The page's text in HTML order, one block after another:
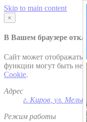
Skip to main content
×
В Вашем браузере
Сайт может
функции могут быть
Cookie.
Адрес
г. Киров ул.
Режим работы